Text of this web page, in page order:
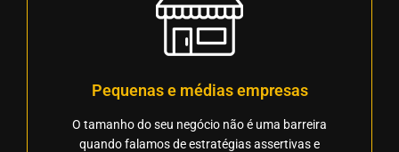
Pequenas e médias empresas
O tamanho do seu negócio não é uma barreira
quando falamos de estratégias assertivas e